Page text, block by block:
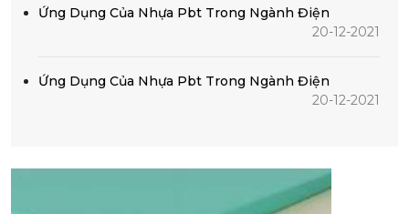
Ứng Dụng Của Nhựa Pbt Trong Ngành Điện
20-12-2021
Ứng Dụng Của Nhựa Pbt Trong Ngành Điện
20-12-2021